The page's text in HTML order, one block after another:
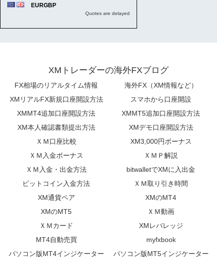
XMトレーダーの海外FXブログ
FX相場のリアルタイム情報
海外FX（XM情報など）
XMリアルFX新規口座開設方法
スマホから口座開設
XMMT4追加口座開設方法
XMMT5追加口座開設方法
XM本人確認書類提出方法
XMデモ口座開設方法
ＸＭ口座比較
XM3,000円ボーナス
ＸＭ入金ボーナス
ＸＭＰ解説
ＸＭ入金・出金方法
bitwalletでXMに入出金
ビットコイン入金方法
ＸＭ取り引き時間
XM通貨ペア
XMのMT4
XMのMT5
ＸＭ動画
ＸＭカード
XMレバレッジ
MT4自動売買
myfxbook
パソコン版MT4インジケーター
パソコン版MT5インジケーター